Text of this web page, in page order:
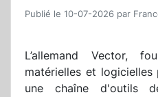
Publié le 10-07-2026 par
L’allemand Vector,
matérielles et logicielles
une chaîne d'outils